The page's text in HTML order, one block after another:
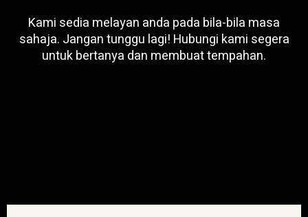
Kami sedia melayan anda pada bila-bila masa
sahaja. Jangan tunggu lagi! Hubungi kami segera
untuk bertanya dan membuat tempahan.